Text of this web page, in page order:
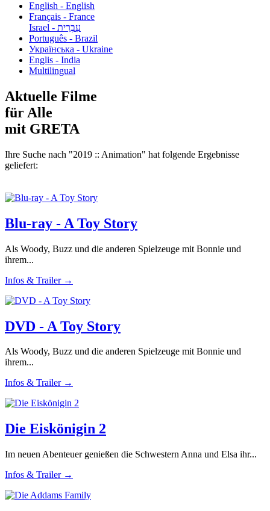
English - English
Français - France
עִבְרִית - Israel
Português - Brazil
Українська - Ukraine
Englis - India
Multilingual
Aktuelle Filme
für Alle
mit GRETA
Ihre Suche nach "2019 :: Animation" hat folgende Ergebnisse
geliefert:
Blu-ray - A Toy Story
Als Woody, Buzz und die anderen Spielzeuge mit Bonnie und
ihrem...
Infos & Trailer →
DVD - A Toy Story
Als Woody, Buzz und die anderen Spielzeuge mit Bonnie und
ihrem...
Infos & Trailer →
Die Eiskönigin 2
Im neuen Abenteuer genießen die Schwestern Anna und Elsa ihr...
Infos & Trailer →